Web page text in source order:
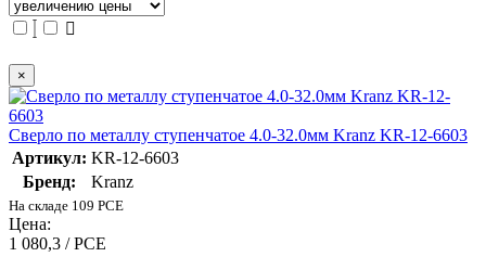
×
Сверло по металлу ступенчатое 4.0-32.0мм Kranz KR-12-6603
Артикул: KR-12-6603
Бренд:
Kranz
На складе 109 PCE
Цена:
1 080,3 / PCE